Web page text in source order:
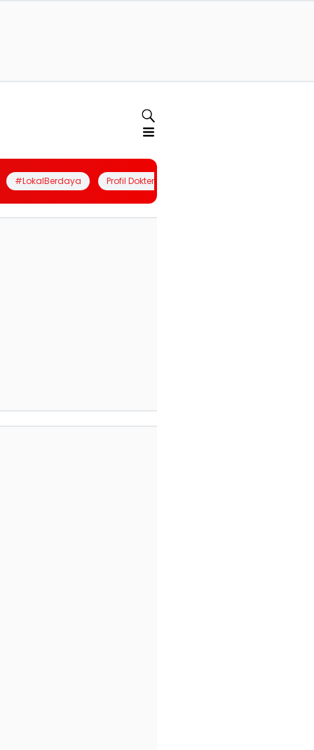
#LokalBerdaya Profil Dokter